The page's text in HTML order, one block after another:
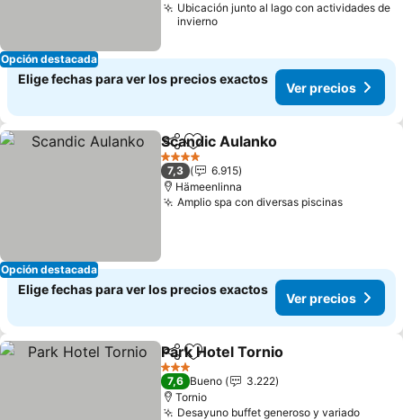
Opción destacada
Ubicación junto al lago con actividades de
invierno
Elige fechas para ver los precios exactos
Ver precios
Opción destacada
CompartirAgregar a favoritos
Scandic Aulanko
4 Estrellas
7,3
6.915
Hämeenlinna
Amplio spa con diversas piscinas
Elige fechas para ver los precios exactos
Ver precios
CompartirAgregar a favoritos
Park Hotel Tornio
3 Estrellas
7,6 Bueno
3.222
Tornio
Desayuno buffet generoso y variado